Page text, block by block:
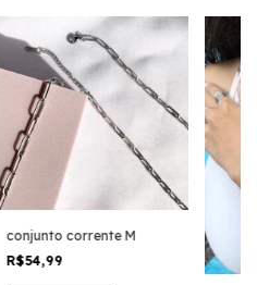
conjunto corrente M
R$54,99